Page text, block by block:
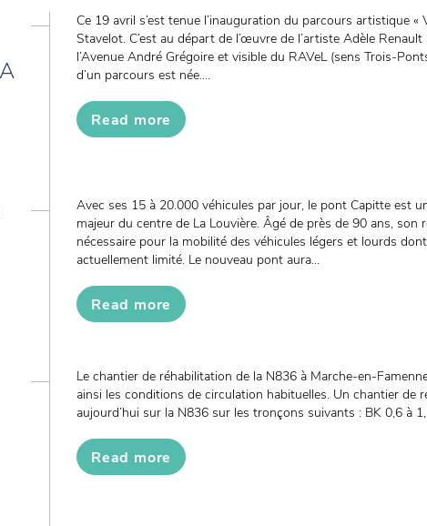
Ce 19 avril s’est tenue l’inauguration du parcours artistique «
Stavelot. C’est au départ de l’œuvre de l’artiste Adèle
l’Avenue André Grégoire et visible du RAVeL (sens Trois-
d’un parcours est née....
Read more
Avec ses 15 à 20.000 véhicules par jour, le pont Capitte est
majeur du centre de La Louvière. Âgé de près de 90 ans, son
nécessaire pour la mobilité des véhicules légers et lourds
actuellement limité. Le nouveau pont aura...
Read more
Le chantier de réhabilitation de la N836 à Marche-en-
ainsi les conditions de circulation habituelles. Un chantier de
aujourd’hui sur la N836 sur les tronçons suivants : BK 0,6 à
Read more